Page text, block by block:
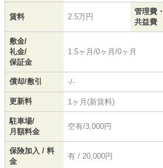
賃料 2.5万円
管理費・
共益費
敷金/
礼金/
保証金
1.5ヶ月/0ヶ月/0ヶ月
償却/敷引 -/-
更新料 1ヶ月(新賃料)
駐車場/
月額料金
空有/3,000円
保険加入 / 料
金
有 / 20,000円